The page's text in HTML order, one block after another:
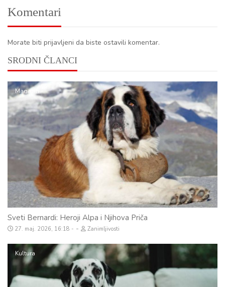
Komentari
Morate biti prijavljeni da biste ostavili komentar.
SRODNI ČLANCI
Magazin
Sveti Bernardi: Heroji Alpa i Njihova Priča
27. maj. 2026, 16:18 - Zanimljivosti
Kultura